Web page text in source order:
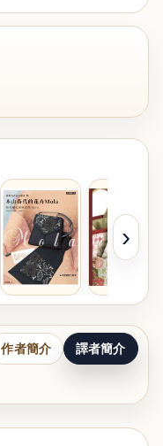
›
作者簡介 譯者簡介